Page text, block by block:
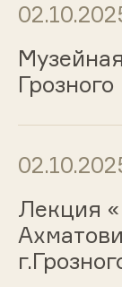
Грозного
Лекция